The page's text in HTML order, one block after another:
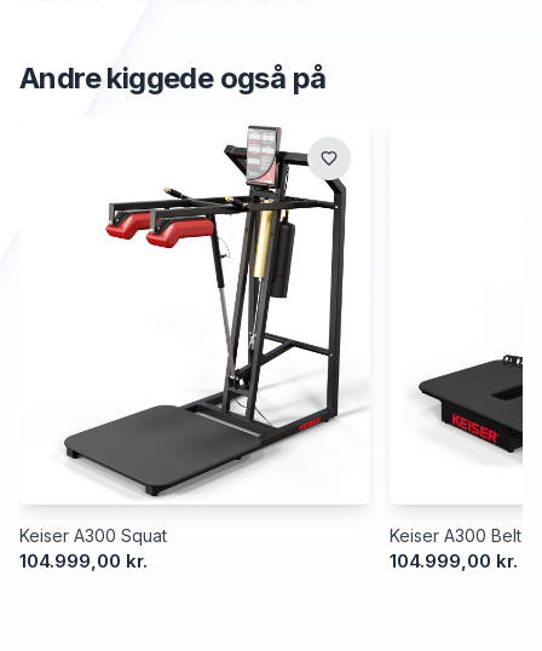
Andre kiggede også på
Keiser A300 Squat
104.999,00 kr.
Keiser A300 Belt
104.999,00 kr.